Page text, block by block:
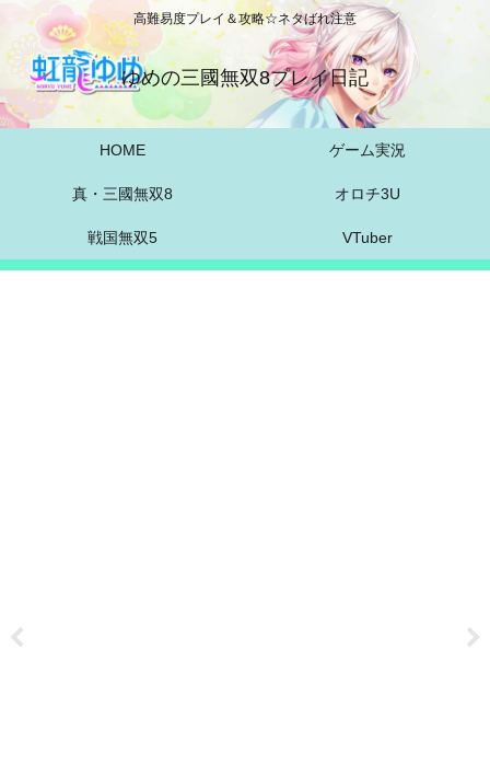
高難易度プレイ＆攻略☆ネタばれ注意
ゆめの三國無双8プレイ日記
HOME ゲーム実況
真・三國無双8 オロチ3U
戦国無双5 VTuber